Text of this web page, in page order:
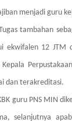
menjadi guru
tambahan
ekwifalen 12 JTM
Kepala
dan terakreditasi.
guru PNS MIN
selanjutnya